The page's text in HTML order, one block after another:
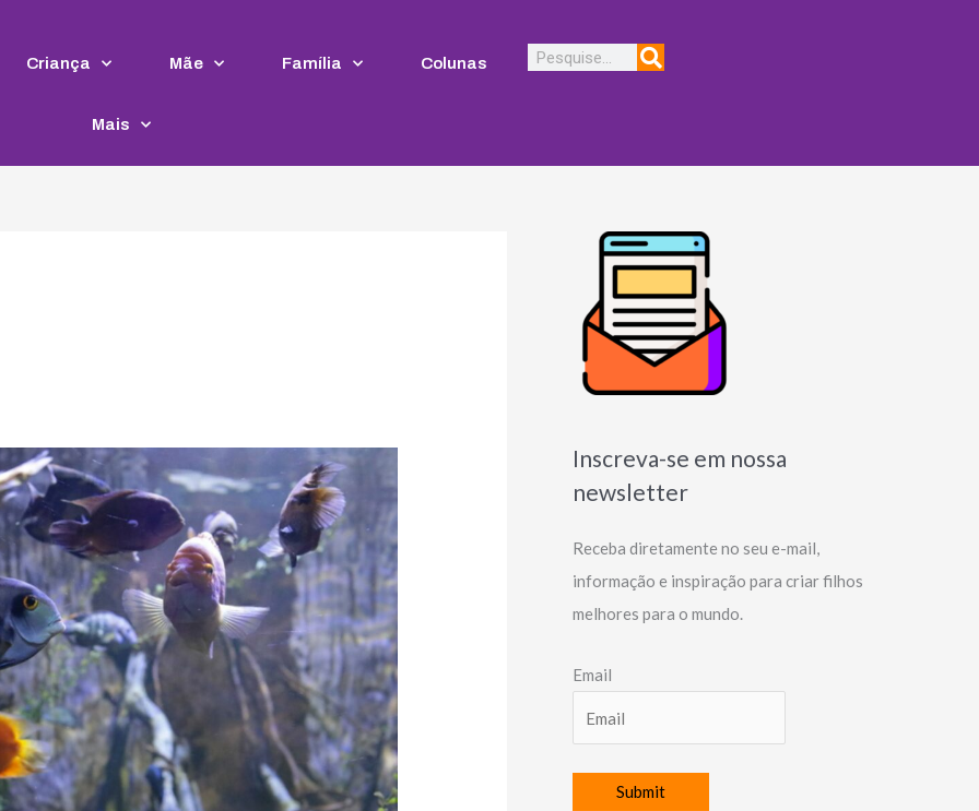
Criança Mãe Família Colunas
Mais
Inscreva-se em nossa
newsletter
Receba diretamente no seu e-mail,
informação e inspiração para criar filhos
melhores para o mundo.
Email